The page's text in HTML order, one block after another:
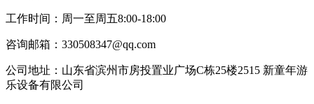
工作时间：周一至周五8:00-18:00
咨询邮箱：330508347@qq.com
公司地址：山东省滨州市房投置业广场C栋25楼2515 新童年游
乐设备有限公司